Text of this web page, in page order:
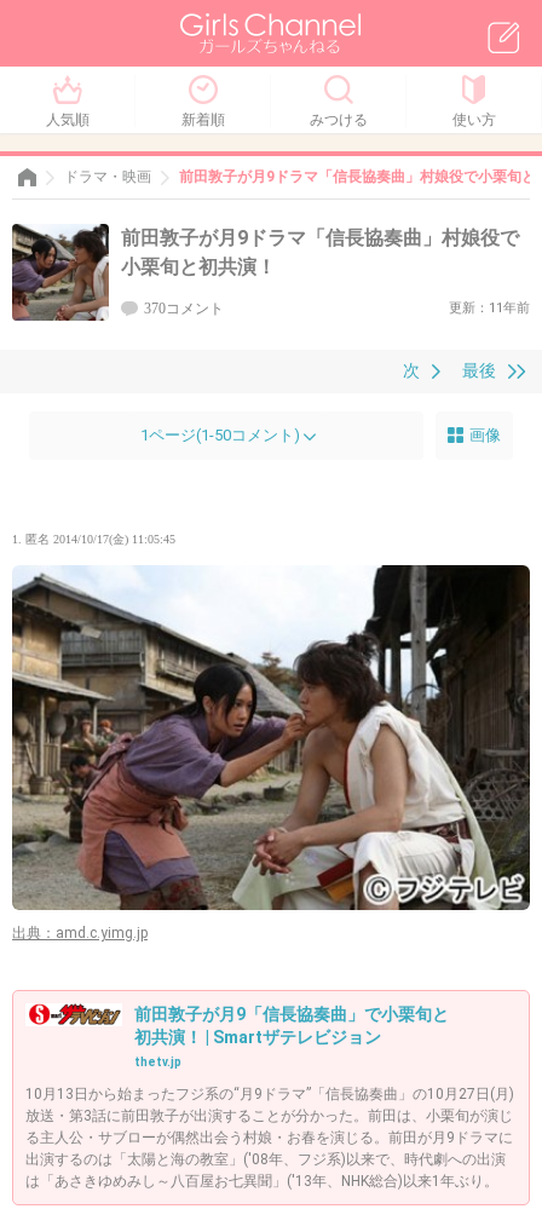
人気順 新着順 みつける 使い方
ドラマ・映画 前田敦子が月9ドラマ「信長協奏曲」村娘役で小栗旬と
前田敦子が月9ドラマ「信長協奏曲」村娘役で
小栗旬と初共演！
370コメント 更新：11年前
最後
次
1ページ(1-50コメント) 画像
1. 匿名 2014/10/17(金) 11:05:45
出典：amd.c.yimg.jp
前田敦子が月9「信長協奏曲」で小栗旬と
初共演！ | Smartザテレビジョン
thetv.jp
10月13日から始まったフジ系の“月9ドラマ”「信長協奏曲」の10月27日(月)
放送・第3話に前田敦子が出演することが分かった。前田は、小栗旬が演じ
る主人公・サブローが偶然出会う村娘・お春を演じる。前田が月9ドラマに
出演するのは「太陽と海の教室」('08年、フジ系)以来で、時代劇への出演
は「あさきゆめみし～八百屋お七異聞」('13年、NHK総合)以来1年ぶり。